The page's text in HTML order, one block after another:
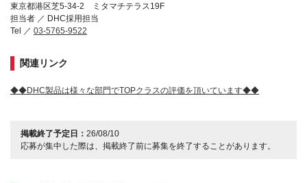
東京都港区芝5-34-2 ミタマチテラス19F
担当者 ／ DHC採用担当
Tel ／ 03-5765-9522
関連リンク
◆◆DHC製品は様々な部門でTOPクラスの評価を頂いています◆◆
掲載終了予定日： 26/08/10
応募が集中した際は、掲載終了前に募集を終了することがあります。